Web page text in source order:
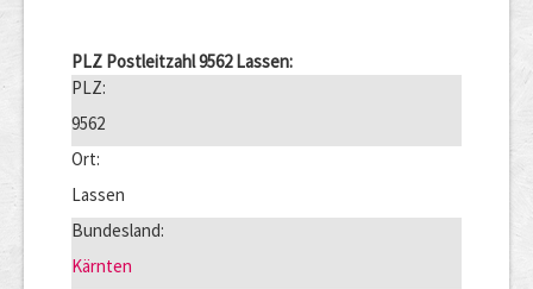
PLZ Postleitzahl 9562 Lassen:
PLZ:
9562
Ort:
Lassen
Bundesland:
Kärnten